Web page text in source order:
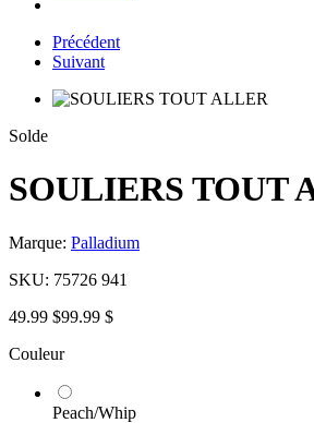
Précédent
Suivant
Solde
SOULIERS TOUT
Marque: Palladium
SKU: 75726 941
49.99 $99.99 $
Couleur
Peach/Whip